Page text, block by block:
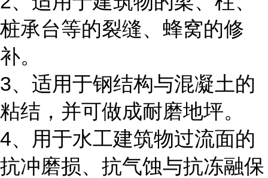
桩承台等的裂缝、蜂窝的修
补。
3、适用于钢结构与混凝土的
粘结，并可做成耐磨地坪。
4、用于水工建筑物过流面的
抗冲磨损、抗气蚀与抗冻融保